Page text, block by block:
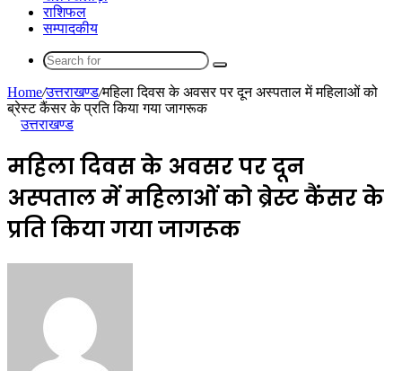
राशिफल
सम्पादकीय
Search
Home/उत्तराखण्ड/महिला दिवस के अवसर पर दून अस्पताल में महिलाओं को
ब्रेस्ट कैंसर के प्रति किया गया जागरूक
उत्तराखण्ड
महिला दिवस के अवसर पर दून
अस्पताल में महिलाओं को ब्रेस्ट कैंसर के
प्रति किया गया जागरूक